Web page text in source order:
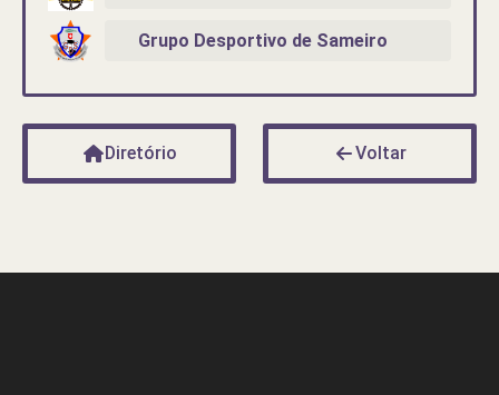
Grupo Desportivo de Sameiro
Diretório Voltar